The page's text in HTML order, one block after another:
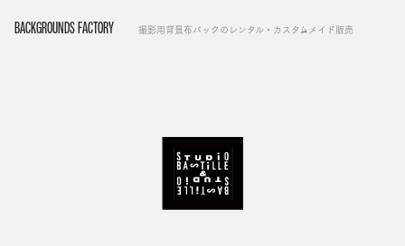
BACKGROUNDS FACTORY 撮影用背景布バックのレンタル・カスタムメイド販売